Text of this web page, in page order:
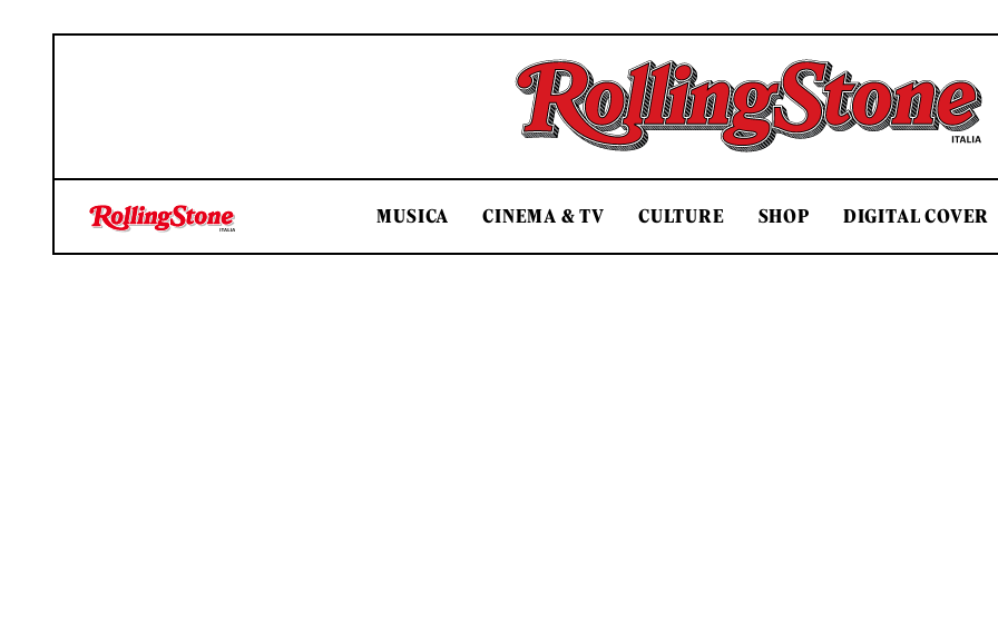
Rolling Stone Italia
MUSICA CINEMA & TV CULTURE SHOP DIGITAL COVER